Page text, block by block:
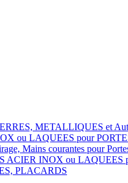
METALLIQUES et
ou LAQUEES pour
Mains courantes pour
ACIER INOX ou LAQUEES
PLACARDS